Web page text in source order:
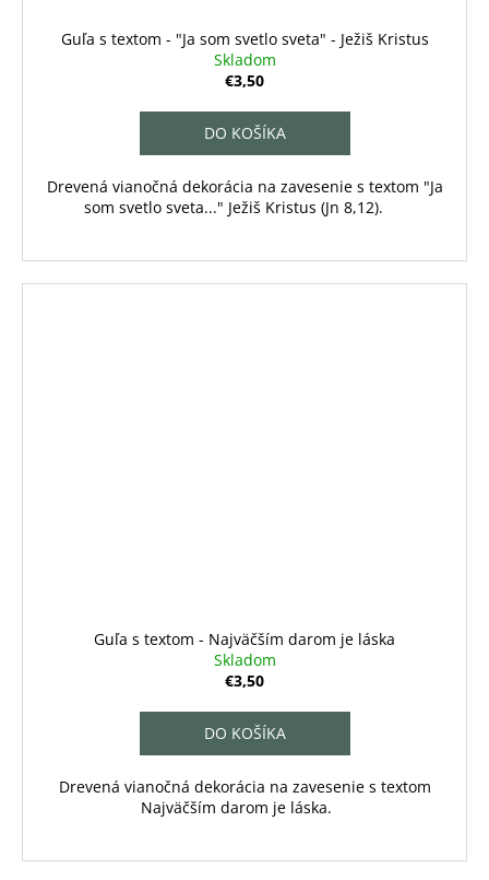
Guľa s textom - "Ja som svetlo sveta" - Ježiš Kristus
Skladom
€3,50
DO KOŠÍKA
Drevená vianočná dekorácia na zavesenie s textom "Ja
som svetlo sveta..." Ježiš Kristus (Jn 8,12).
Guľa s textom - Najväčším darom je láska
Skladom
€3,50
DO KOŠÍKA
Drevená vianočná dekorácia na zavesenie s textom
Najväčším darom je láska.